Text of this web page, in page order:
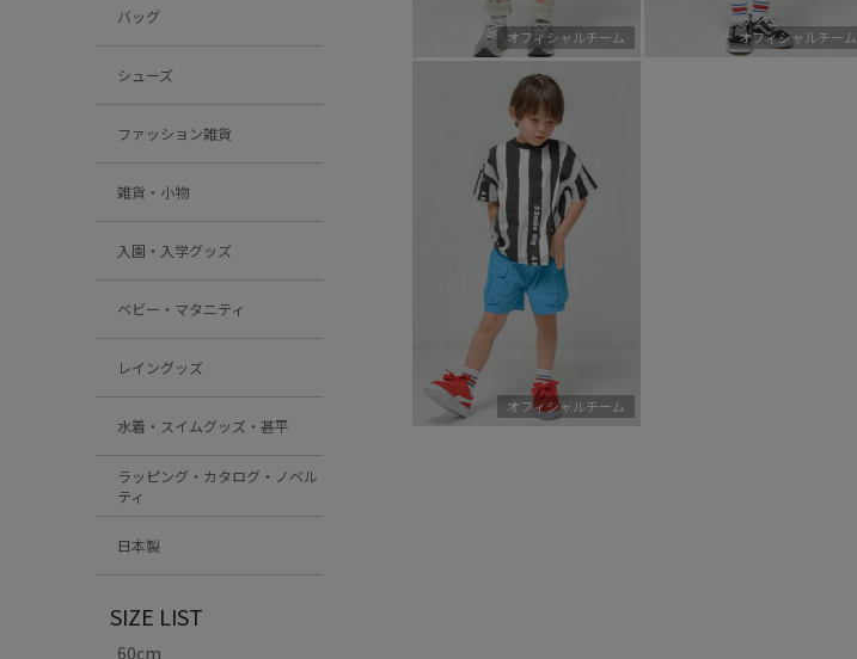
バッグ
シューズ
ファッション雑貨
雑貨・小物
入園・入学グッズ
ベビー・マタニティ
レイングッズ
水着・スイムグッズ・甚平
ラッピング・カタログ・ノベル
ティ
日本製
SIZE LIST
60cm
オフィシャルチーム オフィシャルチーム
オフィシャルチーム